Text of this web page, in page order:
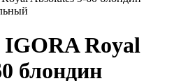
Royal
блондин